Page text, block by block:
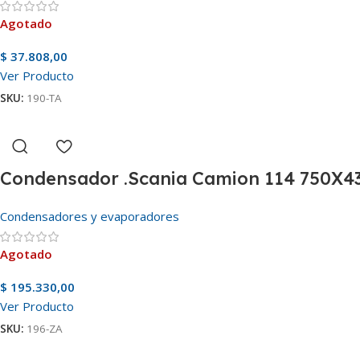
Agotado
$ 37.808,00
Ver Producto
SKU: 190-TA
Condensador .Scania Camion 114
Condensadores y evaporadores
Agotado
$ 195.330,00
Ver Producto
SKU: 196-ZA